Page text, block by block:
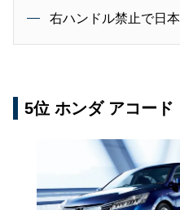
右ハンドル禁止で日
5位 ホンダ アコード